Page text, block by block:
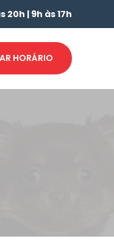
20h | 9h às 17h
HORÁRIO